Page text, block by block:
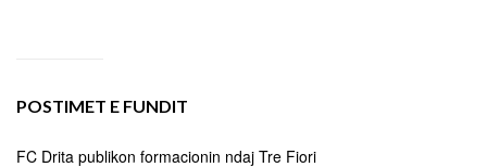
POSTIMET E FUNDIT
FC Drita publikon formacionin ndaj Tre Fiori